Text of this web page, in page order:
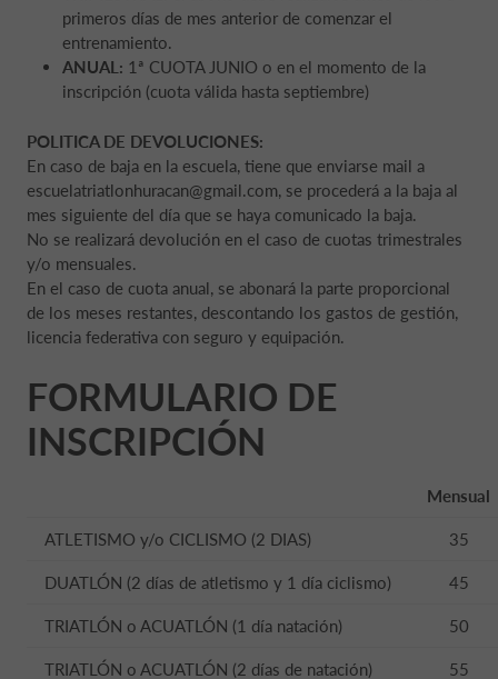
primeros días de mes anterior de comenzar el
entrenamiento.
ANUAL: 1ª CUOTA JUNIO o en el momento de la
inscripción (cuota válida hasta septiembre)
POLITICA DE DEVOLUCIONES:
En caso de baja en la escuela, tiene que enviarse mail a
escuelatriatlonhuracan@gmail.com, se procederá a la baja al
mes siguiente del día que se haya comunicado la baja.
No se realizará devolución en el caso de cuotas trimestrales
y/o mensuales.
En el caso de cuota anual, se abonará la parte proporcional
de los meses restantes, descontando los gastos de gestión,
licencia federativa con seguro y equipación.
FORMULARIO DE
INSCRIPCIÓN
Mensual
ATLETISMO y/o CICLISMO (2 DIAS) 35
DUATLÓN (2 días de atletismo y 1 día ciclismo) 45
TRIATLÓN o ACUATLÓN (1 día natación) 50
TRIATLÓN o ACUATLÓN (2 días de natación) 55